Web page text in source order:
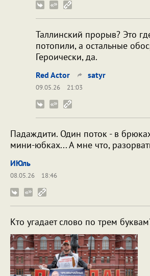
Таллинский прорыв? Это
потопили, а остальные
Героически, да.
Red Actor satyr
09.05.26
21:03
Падаждити. Один поток - в
мини-юбках... А мне что,
ИЮль
08.05.26
18:46
Кто угадает слово по трем